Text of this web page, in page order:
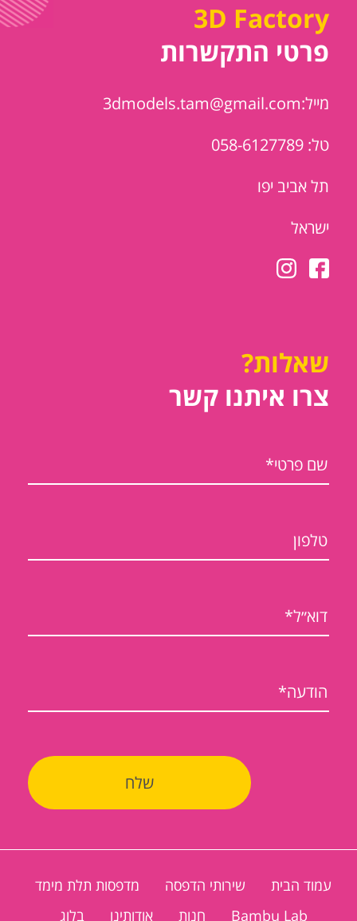
3D Factory
פרטי התקשרות
מייל:3dmodels.tam@gmail.com
טל: 058-6127789
תל אביב יפו
ישראל
שאלות?
צרו איתנו קשר
עמוד הבית שירותי הדפסה
מדפסות תלת מימד
Bambu Lab
חנות אודותינו בלוג